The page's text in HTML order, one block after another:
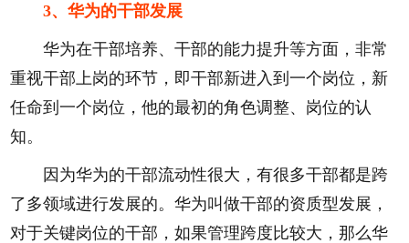
3、华为的干部发展
华为在干部培养、干部的能力提升等方面，非常
重视干部上岗的环节，即干部新进入到一个岗位，新
任命到一个岗位，他的最初的角色调整、岗位的认
知。
因为华为的干部流动性很大，有很多干部都是跨
了多领域进行发展的。华为叫做干部的资质型发展，
对于关键岗位的干部，如果管理跨度比较大，那么华